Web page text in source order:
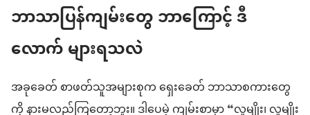
ဘာသာပြန်ကျမ်းတွေ ဘာကြောင့် ဒီ
လောက် များရသလဲ
အခုခေတ် စာဖတ်သူအများစုက ရှေးခေတ် ဘာသာစကားတွေ